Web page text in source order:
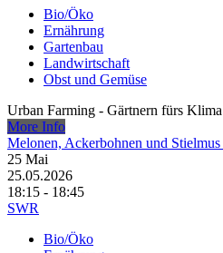
Bio/Öko
Ernährung
Gartenbau
Landwirtschaft
Obst und Gemüse
Urban Farming - Gärtnern fürs Klima
More Info
Melonen, Ackerbohnen und Stielmus
25 Mai
25.05.2026
18:15 - 18:45
SWR
Bio/Öko